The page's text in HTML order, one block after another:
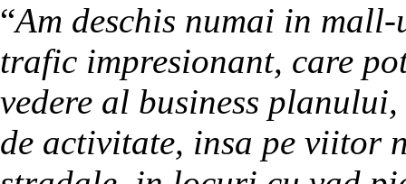
“Am deschis numai in
trafic impresionant, care
vedere al business
de activitate, insa pe viitor